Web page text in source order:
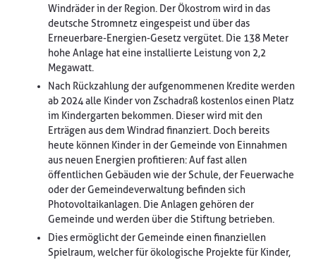
Windräder in der Region. Der Ökostrom wird in das
deutsche Stromnetz eingespeist und über das
Erneuerbare-Energien-Gesetz vergütet. Die 138 Meter
hohe Anlage hat eine installierte Leistung von 2,2
Megawatt.
Nach Rückzahlung der aufgenommenen Kredite werden
ab 2024 alle Kinder von Zschadraß kostenlos einen Platz
im Kindergarten bekommen. Dieser wird mit den
Erträgen aus dem Windrad finanziert. Doch bereits
heute können Kinder in der Gemeinde von Einnahmen
aus neuen Energien profitieren: Auf fast allen
öffentlichen Gebäuden wie der Schule, der Feuerwache
oder der Gemeindeverwaltung befinden sich
Photovoltaikanlagen. Die Anlagen gehören der
Gemeinde und werden über die Stiftung betrieben.
Dies ermöglicht der Gemeinde einen finanziellen
Spielraum, welcher für ökologische Projekte für Kinder,